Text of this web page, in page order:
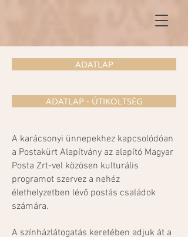
ADATLAP
ADATLAP - ÚTIKÖLTSÉG
A karácsonyi ünnepekhez kapcsolódóan
a Postakürt Alapítvány az alapító Magyar
Posta Zrt-vel közösen kulturális
programot szervez a nehéz
élethelyzetben lévő postás családok
számára.
A színházlátogatás keretében adjuk át a